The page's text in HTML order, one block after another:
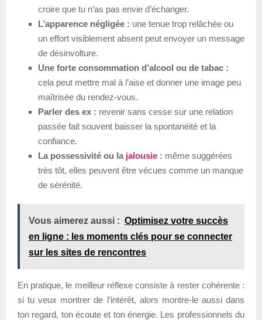
croire que tu n’as pas envie d’échanger.
L’apparence négligée : une tenue trop relâchée ou
un effort visiblement absent peut envoyer un message
de désinvolture.
Une forte consommation d’alcool ou de tabac :
cela peut mettre mal à l’aise et donner une image peu
maîtrisée du rendez-vous.
Parler des ex : revenir sans cesse sur une relation
passée fait souvent baisser la spontanéité et la
confiance.
La possessivité ou la jalousie : même suggérées
très tôt, elles peuvent être vécues comme un manque
de sérénité.
Vous aimerez aussi : Optimisez votre succès
en ligne : les moments clés pour se connecter
sur les sites de rencontres
En pratique, le meilleur réflexe consiste à rester cohérente :
si tu veux montrer de l’intérêt, alors montre-le aussi dans
ton regard, ton écoute et ton énergie. Les professionnels du